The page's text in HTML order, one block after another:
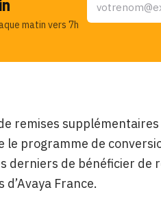
matin vers 7h
remises
le programme de
derniers de bénéficier de
France.